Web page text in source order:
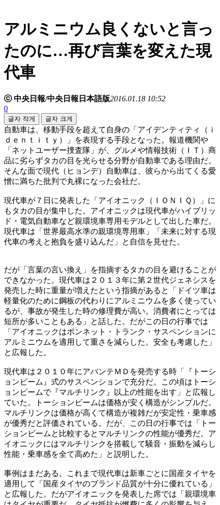
アルミニウム良くないと言っ
たのに…再び言葉を変えた現
代車
ⓒ 中央日報/中央日報日本語版2016.01.18 10:52
0
글자 작게 글자 크게
自動車は、移動手段を超えて自身の「アイデンティティ（ｉ
ｄｅｎｔｉｔｙ）」を表現する手段となった。報道機関や
「ネットユーザー捜査隊」が、グルメや情報技術（ＩＴ）商
品に劣らずタカの目を光らせる分野が自動車である理由だ。
そんな面で現代（ヒョンデ）自動車は、彼らから出てくる愛
憎に満ちた批判で丸裸になった会社だ。
現代車が７日に発表した「アイオニック（ＩＯＮＩＱ）」に
もタカの目が集中した。アイオニックは現代車がハイブリッ
ド・電気自動車など親環境車専用モデルとして出した車だ。
現代車は「世界最高水準の親環境専用車」「未来に対する現
代車の考えと抱負を盛り込んだ」と自信を見せた。
だが「言葉の言い換え」を指摘するタカの目を避けることが
できなかった。現代車は２０１３年に第２世代ジェネシスを
発売した時に重量が増えたという指摘があると「ドイツ車は
軽量化のために鋼板の代わりにアルミニウムを多く使ってい
るが、事故が発生した時の修理費が高い。消費者にとっては
短所が多いこともある」と話した。だがこの日の行事では
「アイオニックはボンネット・トランク・サスペンションに
アルミニウムを適用して重さを減らした。安全も考慮した」
と広報した。
現代車は２０１０年にアバンテＭＤを発売する時「『トーシ
ョンビーム』式のサスペンションで充分だ。この頃はトーシ
ョンビームで『マルチリンク』以上の性能を出す」と広報し
ていた。トーションビームは価格が安く構造がシンプルだ。
マルチリンクは価格が高くて構造が複雑だが安定性・乗車感
が優秀だと評価されている。だが、この日の行事では「トー
ションビームと比較するとマルチリンクの性能が優秀だ。ア
イオニックにはマルチリンクを搭載して騒音・振動を減らし
性能・乗車感を全て高めた」と説明した。
事例はまだある。これまで現代車は新車ごとに国産タイヤを
適用して「国産タイヤのブランド品質が十分に優れている」
と広報した。だがアイオニックを発表した席では「親環境車